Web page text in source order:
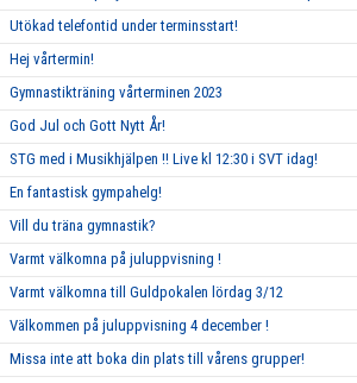
Utökad telefontid under terminsstart!
Hej vårtermin!
Gymnastikträning vårterminen 2023
God Jul och Gott Nytt År!
STG med i Musikhjälpen !! Live kl 12:30 i SVT idag!
En fantastisk gympahelg!
Vill du träna gymnastik?
Varmt välkomna på juluppvisning !
Varmt välkomna till Guldpokalen lördag 3/12
Välkommen på juluppvisning 4 december !
Missa inte att boka din plats till vårens grupper!